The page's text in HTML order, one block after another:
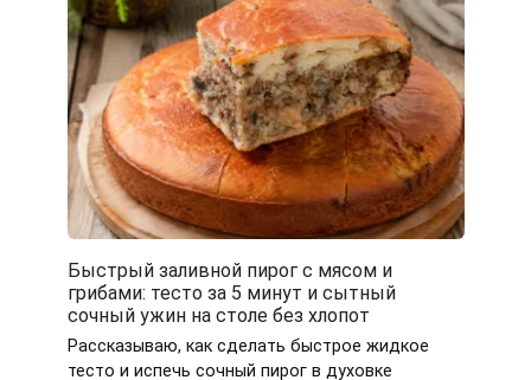
Быстрый заливной пирог с мясом и
грибами: тесто за 5 минут и сытный
сочный ужин на столе без хлопот
Рассказываю, как сделать быстрое жидкое
тесто и испечь сочный пирог в духовке